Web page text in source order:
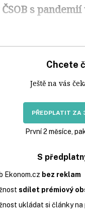
s
Chcete
Ještě na vás
PŘEDPLATIT ZA
První 2 měsíce,
S
Ekonom.cz bez reklam
sdílet prémiový
ukládat si články na